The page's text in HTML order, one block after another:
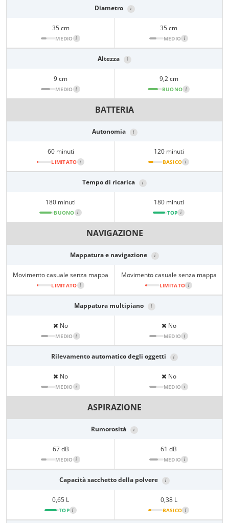
Diametro i
35 cm
MEDIO i
35 cm
MEDIO i
Altezza i
9 cm
MEDIO i
9,2 cm
BUONO i
BATTERIA
Autonomia i
60 minuti
LIMITATO i
120 minuti
BASICO i
Tempo di ricarica i
180 minuti
BUONO i
180 minuti
TOP i
NAVIGAZIONE
Mappatura e navigazione i
Movimento casuale senza mappa
LIMITATO i
Movimento casuale senza mappa
LIMITATO i
Mappatura multipiano i
No
MEDIO i
No
MEDIO i
Rilevamento automatico degli oggetti i
No
MEDIO i
No
MEDIO i
ASPIRAZIONE
Rumorosità i
67 dB
MEDIO i
61 dB
MEDIO i
Capacità sacchetto della polvere i
0,65 L
TOP i
0,38 L
BASICO i